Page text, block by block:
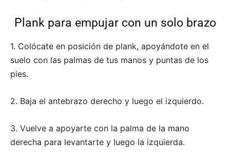
Plank para empujar con un solo brazo
1. Colócate en posición de plank, apoyándote en el
suelo con las palmas de tus manos y puntas de los
pies.
2. Baja el antebrazo derecho y luego el izquierdo.
3. Vuelve a apoyarte con la palma de la mano
derecha para levantarte y luego la izquierda.